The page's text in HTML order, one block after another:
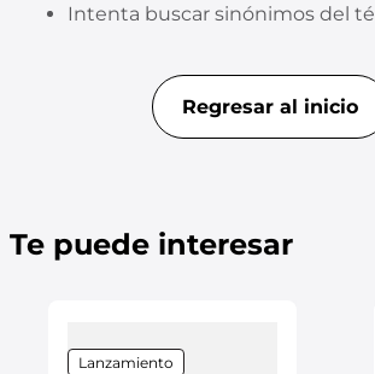
Intenta buscar sinónimos del
Regresar al inicio
Te puede interesar
Lanzamiento